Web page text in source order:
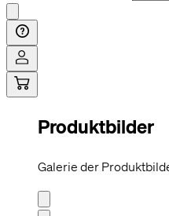
Produktbilder
Galerie der